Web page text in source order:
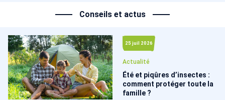
Conseils et actus
25 juil 2026
Actualité
Été et piqûres d’insectes :
comment protéger toute la
famille ?